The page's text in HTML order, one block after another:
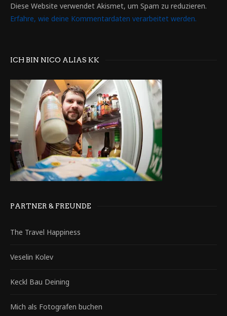
Diese Website verwendet Akismet, um Spam zu reduzieren.
Erfahre, wie deine Kommentardaten verarbeitet werden.
ICH BIN NICO ALIAS KK
PARTNER & FREUNDE
The Travel Happiness
Veselin Kolev
Keckl Bau Deining
Mich als Fotografen buchen